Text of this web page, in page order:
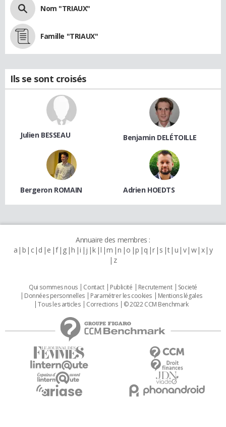
Nom "TRIAUX"
Famille "TRIAUX"
Ils se sont croisés
Julien BESSEAU Benjamin DELÉTOILLE
Bergeron ROMAIN Adrien HOEDTS
Annuaire des membres :
a b c d e f g h i j k l m n o p q r s t u v w x y
z
Qui sommes nous Contact Publicité Recrutement
Societé
Données personnelles
Paramétrer les cookies
Mentions légales
Tous les articles
Corrections © 2022 CCM Benchmark